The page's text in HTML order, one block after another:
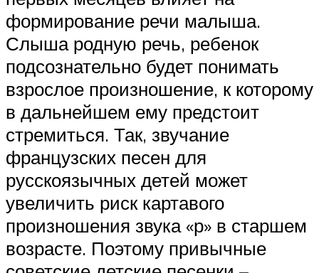
формирование речи малыша.
Слыша родную речь, ребенок
подсознательно будет понимать
взрослое произношение, к которому
в дальнейшем ему предстоит
стремиться. Так, звучание
французских песен для
русскоязычных детей может
увеличить риск картавого
произношения звука «р» в старшем
возрасте. Поэтому привычные